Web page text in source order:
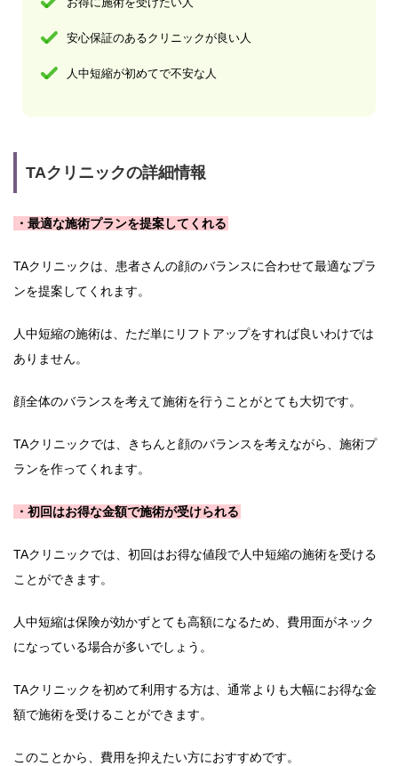
安心保証のあるクリニックが良い人
人中短縮が初めてで不安な人
TAクリニックの詳細情報
・最適な施術プランを提案してくれる
TAクリニックは、患者さんの顔のバランスに合わせて最適なプラ
ンを提案してくれます。
人中短縮の施術は、ただ単にリフトアップをすれば良いわけでは
ありません。
顔全体のバランスを考えて施術を行うことがとても大切です。
TAクリニックでは、きちんと顔のバランスを考えながら、施術プ
ランを作ってくれます。
・初回はお得な金額で施術が受けられる
TAクリニックでは、初回はお得な値段で人中短縮の施術を受ける
ことができます。
人中短縮は保険が効かずとても高額になるため、費用面がネック
になっている場合が多いでしょう。
TAクリニックを初めて利用する方は、通常よりも大幅にお得な金
額で施術を受けることができます。
このことから、費用を抑えたい方におすすめです。